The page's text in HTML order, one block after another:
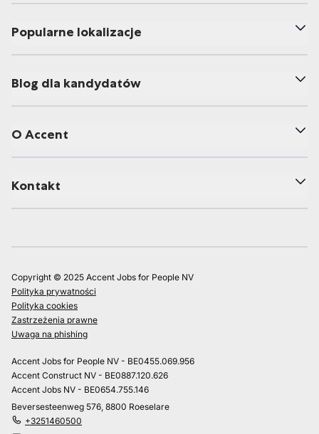
Popularne lokalizacje
Blog dla kandydatów
O Accent
Kontakt
Copyright © 2025 Accent Jobs for People NV
Polityka prywatności
Polityka cookies
Zastrzeżenia prawne
Uwaga na phishing
Accent Jobs for People NV - BE0455.069.956
Accent Construct NV - BE0887.120.626
Accent Jobs NV - BE0654.755.146
Beversesteenweg 576, 8800 Roeselare
+3251460500